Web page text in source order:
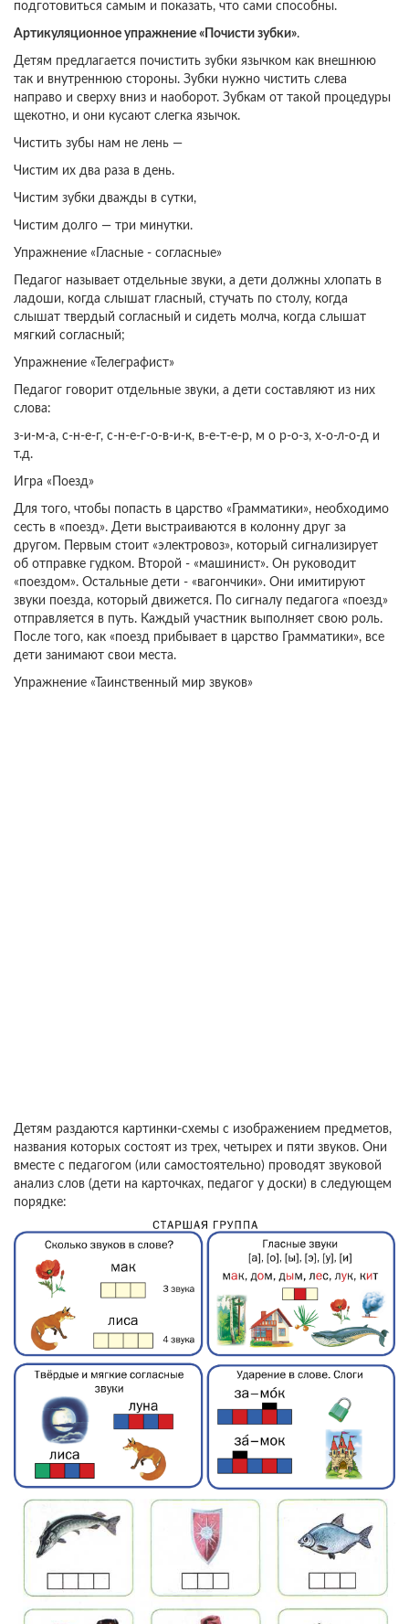
подготовиться самым и показать, что сами способны.
Артикуляционное упражнение «Почисти зубки».
Детям предлагается почистить зубки язычком как внешнюю
так и внутреннюю стороны. Зубки нужно чистить слева
направо и сверху вниз и наоборот. Зубкам от такой процедуры
щекотно, и они кусают слегка язычок.
Чистить зубы нам не лень —
Чистим их два раза в день.
Чистим зубки дважды в сутки,
Чистим долго — три минутки.
Упражнение «Гласные - согласные»
Педагог называет отдельные звуки, а дети должны хлопать в
ладоши, когда слышат гласный, стучать по столу, когда
слышат твердый согласный и сидеть молча, когда слышат
мягкий согласный;
Упражнение «Телеграфист»
Педагог говорит отдельные звуки, а дети составляют из них
слова:
з-и-м-а, с-н-е-г, с-н-е-г-о-в-и-к, в-е-т-е-р, м о р-о-з, х-о-л-о-д и
т.д.
Игра «Поезд»
Для того, чтобы попасть в царство «Грамматики», необходимо
сесть в «поезд». Дети выстраиваются в колонну друг за
другом. Первым стоит «электровоз», который сигнализирует
об отправке гудком. Второй - «машинист». Он руководит
«поездом». Остальные дети - «вагончики». Они имитируют
звуки поезда, который движется. По сигналу педагога «поезд»
отправляется в путь. Каждый участник выполняет свою роль.
После того, как «поезд прибывает в царство Грамматики», все
дети занимают свои места.
Упражнение «Таинственный мир звуков»
Детям раздаются картинки-схемы с изображением предметов,
названия которых состоят из трех, четырех и пяти звуков. Они
вместе с педагогом (или самостоятельно) проводят звуковой
анализ слов (дети на карточках, педагог у доски) в следующем
порядке: